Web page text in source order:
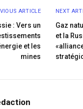
ARTICLE
: Vers un
et les
mines
NEXT
Gaz
et la